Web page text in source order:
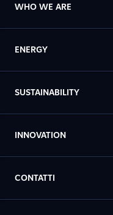
WHO WE ARE
ENERGY
SUSTAINABILITY
INNOVATION
CONTATTI